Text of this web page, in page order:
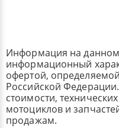
Информация на данном
информационный
офертой,
Российской
стоимости,
мотоциклов и
продажам.